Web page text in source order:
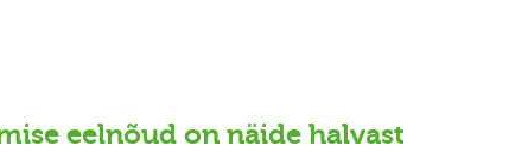
eelnõud on näide halvast